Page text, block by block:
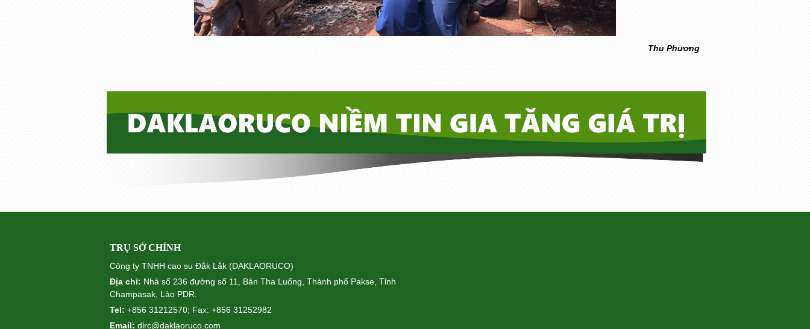
Thu Phương
TRỤ SỞ CHÍNH
Công ty TNHH cao su Đắk Lắk (DAKLAORUCO)
Địa chỉ: Nhà số 236 đường số 11, Bản Tha Luống, Thành phố Pakse, Tỉnh
Champasak, Lào PDR.
Tel: +856 31212570; Fax: +856 31252982
Email: dlrc@daklaoruco.com